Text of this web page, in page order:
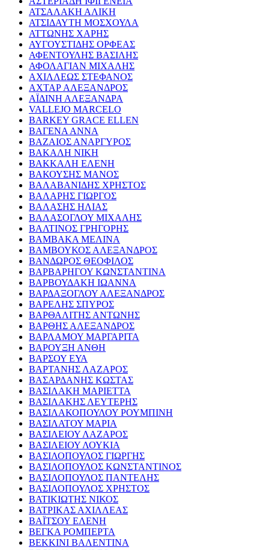
ΑΤΣΑΛΑΚΗ ΑΛΙΚΗ
ΑΤΣΙΔΑΥΤΗ ΜΟΣΧΟΥΛΑ
ΑΤΤΩΝΗΣ ΧΑΡΗΣ
ΑΥΓΟΥΣΤΙΔΗΣ ΟΡΦΕΑΣ
ΑΦΕΝΤΟΥΛΗΣ ΒΑΣΙΛΗΣ
ΑΦΟΛΑΓΙΑΝ ΜΙΧΑΛΗΣ
ΑΧΙΛΛΕΩΣ ΣΤΕΦΑΝΟΣ
ΑΧΤΑΡ ΑΛΕΞΑΝΔΡΟΣ
ΑΪΔΙΝΗ ΑΛΕΞΑΝΔΡΑ
VALLEJO MARCELO
BARKEY GRACE ELLEN
ΒΑΓΕΝΑ ΑΝΝΑ
ΒΑΖΑΙΟΣ ΑΝΑΡΓΥΡΟΣ
ΒΑΚΑΛΗ ΝΙΚΗ
ΒΑΚΚΑΛΗ ΕΛΕΝΗ
ΒΑΚΟΥΣΗΣ ΜΑΝΟΣ
ΒΑΛΑΒΑΝΙΔΗΣ ΧΡΗΣΤΟΣ
ΒΑΛΑΡΗΣ ΓΙΩΡΓΟΣ
ΒΑΛΑΣΗΣ ΗΛΙΑΣ
ΒΑΛΑΣΟΓΛΟΥ ΜΙΧΑΛΗΣ
ΒΑΛΤΙΝΟΣ ΓΡΗΓΟΡΗΣ
ΒΑΜΒΑΚΑ ΜΕΛΙΝΑ
ΒΑΜΒΟΥΚΟΣ ΑΛΕΞΑΝΔΡΟΣ
ΒΑΝΔΩΡΟΣ ΘΕΟΦΙΛΟΣ
ΒΑΡΒΑΡΗΓΟΥ ΚΩΝΣΤΑΝΤΙΝΑ
ΒΑΡΒΟΥΔΑΚΗ ΙΩΑΝΝΑ
ΒΑΡΔΑΞΟΓΛΟΥ ΑΛΕΞΑΝΔΡΟΣ
ΒΑΡΕΛΗΣ ΣΠΥΡΟΣ
ΒΑΡΘΑΛΙΤΗΣ ΑΝΤΩΝΗΣ
ΒΑΡΘΗΣ ΑΛΕΞΑΝΔΡΟΣ
ΒΑΡΛΑΜΟΥ ΜΑΡΓΑΡΙΤΑ
ΒΑΡΟΥΞΗ ΑΝΘΗ
ΒΑΡΣΟΥ ΕΥΑ
ΒΑΡΤΑΝΗΣ ΛΑΖΑΡΟΣ
ΒΑΣΑΡΔΑΝΗΣ ΚΩΣΤΑΣ
ΒΑΣΙΛΑΚΗ ΜΑΡΙΕΤΤΑ
ΒΑΣΙΛΑΚΗΣ ΛΕΥΤΕΡΗΣ
ΒΑΣΙΛΑΚΟΠΟΥΛΟΥ ΡΟΥΜΠΙΝΗ
ΒΑΣΙΛΑΤΟΥ ΜΑΡΙΑ
ΒΑΣΙΛΕΙΟΥ ΛΑΖΑΡΟΣ
ΒΑΣΙΛΕΙΟΥ ΛΟΥΚΙΑ
ΒΑΣΙΛΟΠΟΥΛΟΣ ΓΙΩΡΓΗΣ
ΒΑΣΙΛΟΠΟΥΛΟΣ ΚΩΝΣΤΑΝΤΙΝΟΣ
ΒΑΣΙΛΟΠΟΥΛΟΣ ΠΑΝΤΕΛΗΣ
ΒΑΣΙΛΟΠΟΥΛΟΣ ΧΡΗΣΤΟΣ
ΒΑΤΙΚΙΩΤΗΣ ΝΙΚΟΣ
ΒΑΤΡΙΚΑΣ ΑΧΙΛΛΕΑΣ
ΒΑΪΤΣΟΥ ΕΛΕΝΗ
ΒΕΓΚΑ ΡΟΜΠΕΡΤΑ
ΒΕΚΚΙΝΙ ΒΑΛΕΝΤΙΝΑ